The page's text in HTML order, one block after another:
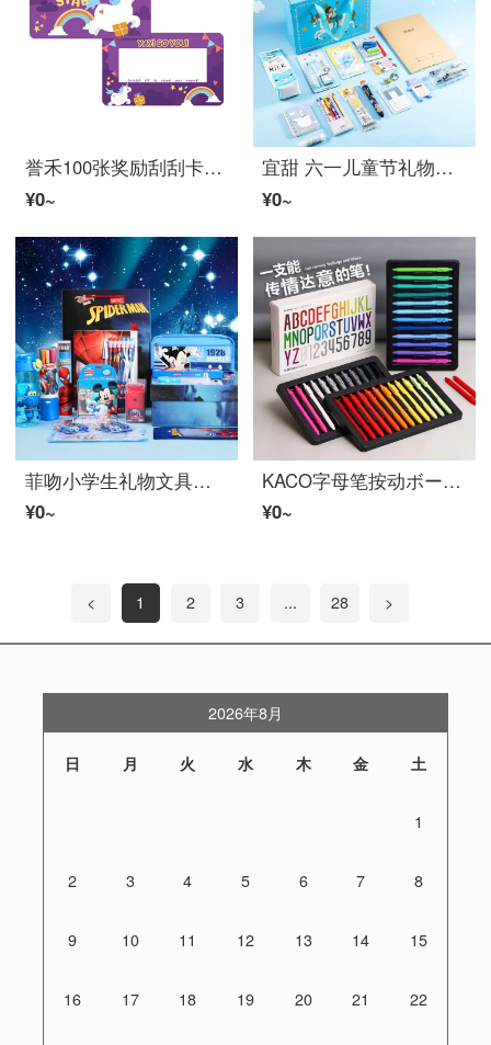
誉禾100张奖励刮刮卡课堂教师奖励道具小学生DIY刮奖卡刮刮乐生日礼物兑换卡 5220幸运独角兽
¥0~
宜甜 六一儿童节礼物男女孩文具套装礼盒小学生开学大礼包学习用品奖品7-14岁初中创意文具 学生文具大礼包【蓝色王子款】
¥0~
菲吻小学生礼物文具大礼包文具礼盒套装8-10岁男女孩生日礼物7-9岁儿童学习用品入学礼物文具盲盒礼物 蓝色文具旗舰礼盒-68件
¥0~
KACO字母笔按动ボールペン生日礼物学生文具套装送同学送朋友礼品奖品K1032 K1033
¥0~
< 1 2 3 ... 28 >
2026年8月
日 月 火 水 木 金 土
1
2 3 4 5 6 7 8
9 10 11 12 13 14 15
16 17 18 19 20 21 22